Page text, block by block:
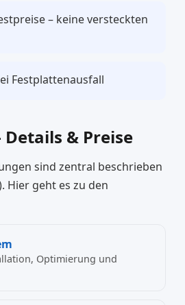
– keine versteckten
Festplattenausfall
& Preise
sind zentral beschrieben
Hier geht es zu den
Optimierung und